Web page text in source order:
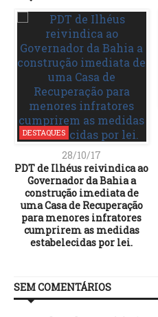
DESTAQUES
28/10/17
PDT de Ilhéus reivindica ao
Governador da Bahia a
construção imediata de
uma Casa de Recuperação
para menores infratores
cumprirem as medidas
estabelecidas por lei.
SEM COMENTÁRIOS